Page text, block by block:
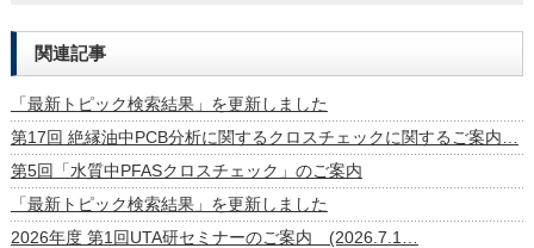
関連記事
「最新トピック検索結果」を更新しました
第17回 絶縁油中PCB分析に関するクロスチェックに関するご案内…
第5回「水質中PFASクロスチェック」のご案内
「最新トピック検索結果」を更新しました
2026年度 第1回UTA研セミナーのご案内 (2026.7.1…